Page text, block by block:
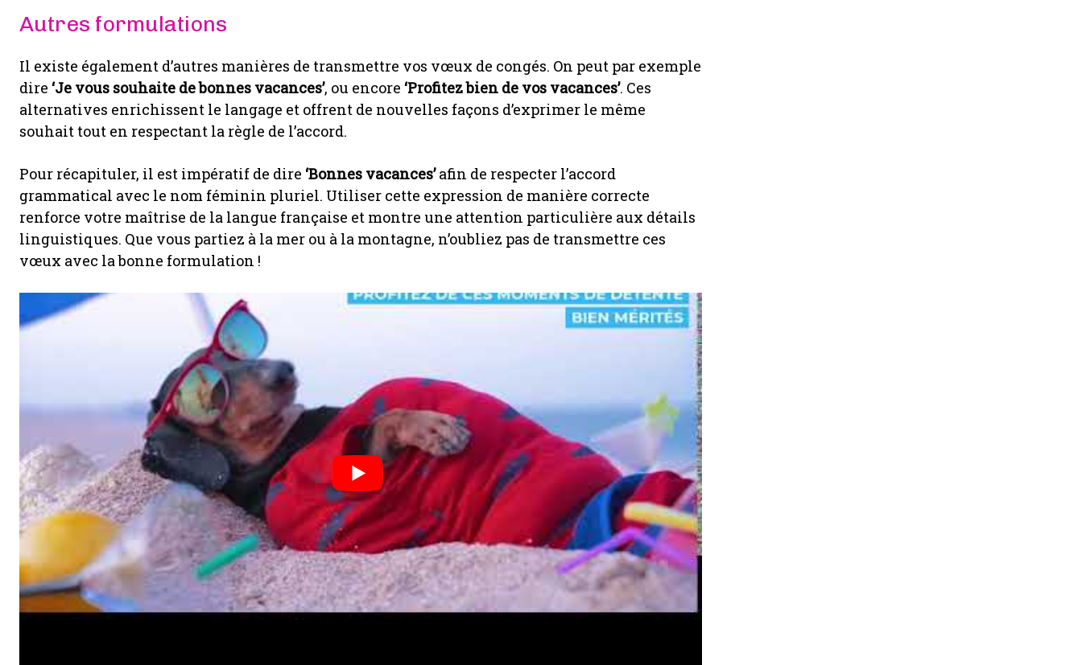
Autres formulations
Il existe également d’autres manières de transmettre vos vœux de congés. On peut par exemple
dire ‘Je vous souhaite de bonnes vacances’, ou encore ‘Profitez bien de vos vacances’. Ces
alternatives enrichissent le langage et offrent de nouvelles façons d’exprimer le même
souhait tout en respectant la règle de l’accord.
Pour récapituler, il est impératif de dire ‘Bonnes vacances’afin de respecter l’accord
grammatical avec le nom féminin pluriel. Utiliser cette expression de manière correcte
renforce votre maîtrise de la langue française et montre une attention particulière aux détails
linguistiques. Que vous partiez à la mer ou à la montagne, n’oubliez pas de transmettre ces
vœux avec la bonne formulation !